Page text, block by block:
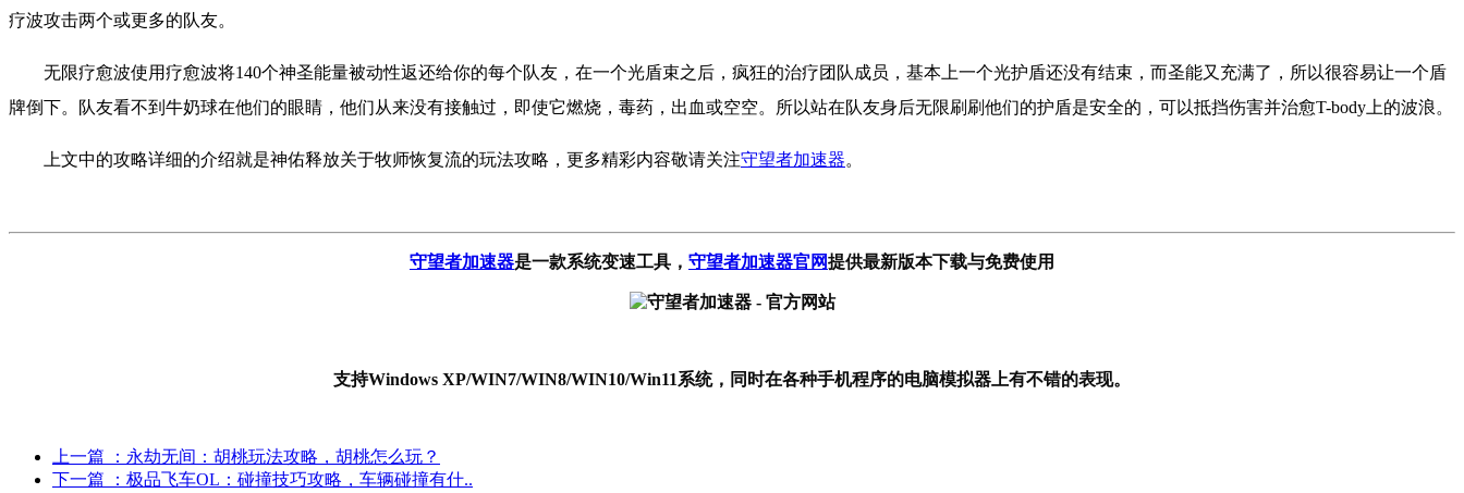
疗波攻击两个或更多的队友。
无限疗愈波使用疗愈波将140个神圣能量被动性返还给你的每个队友，在一个光盾束之后，疯狂的治疗团队成员，基本上一个光护盾还没有结束，而圣能又充满了，所以很容易让一个盾
牌倒下。队友看不到牛奶球在他们的眼睛，他们从来没有接触过，即使它燃烧，毒药，出血或空空。所以站在队友身后无限刷刷他们的护盾是安全的，可以抵挡伤害并治愈T-body上的波浪。
上文中的攻略详细的介绍就是神佑释放关于牧师恢复流的玩法攻略，更多精彩内容敬请关注守望者加速器。
守望者加速器是一款系统变速工具 ， 守望者加速器官网提供最新版本下载与免费使用
支持Windows XP/WIN7/WIN8/WIN10/Win11系统，同时在各种手机程序的电脑模拟器上有不错的表现。
上一篇
：永劫无间：胡桃玩法攻略，胡桃怎么玩？
下一篇
：极品飞车OL：碰撞技巧攻略，车辆碰撞有什..